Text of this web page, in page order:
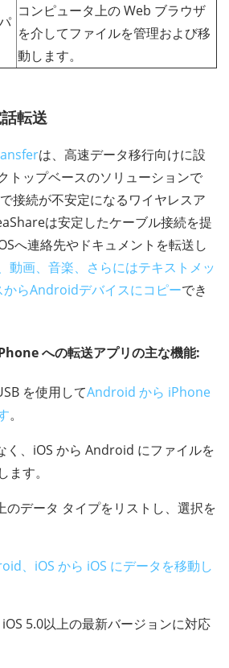
コンピュータ上の Web ブラウザ
を介してファイルを管理および移
動します。
転送
は、高速データ移行向けに設
トップベースのソリューションで
接続が不安定になるワイヤレスア
は安定したケーブル接続を提
へ連絡先やドキュメントを転送し
動画、音楽、さらにはテキストメッ
からAndroidデバイスにコピーでき
への転送アプリの主な機能:
を使用してAndroid から iPhone
。
く、iOS から Android にファイルを
す。
データ タイプをリストし、選択を
、iOS から iOS にデータを移動し
5.0以上の最新バージョンに対応